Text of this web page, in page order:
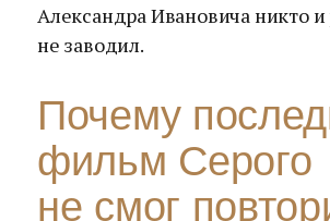
Александра Ивановича никто и
не заводил.
Почему
фильм Серого
не смог